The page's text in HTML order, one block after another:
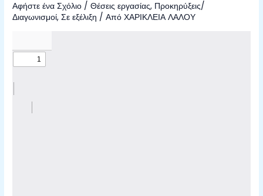
Αφήστε ένα Σχόλιο /Θέσεις εργασίας, Προκηρύξεις/
Διαγωνισμοί,Σε εξέλιξη / ΑπόΧΑΡΙΚΛΕΙΑ ΛΑΛΟΥ